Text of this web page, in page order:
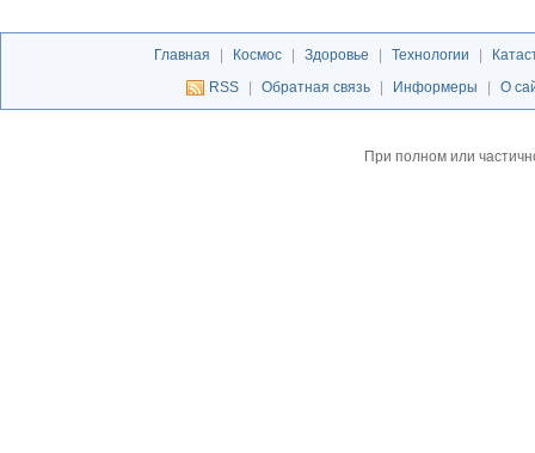
Главная | Космос | Здоровье | Технологии |
RSS
| Обратная связь | Информеры | О
При полном или